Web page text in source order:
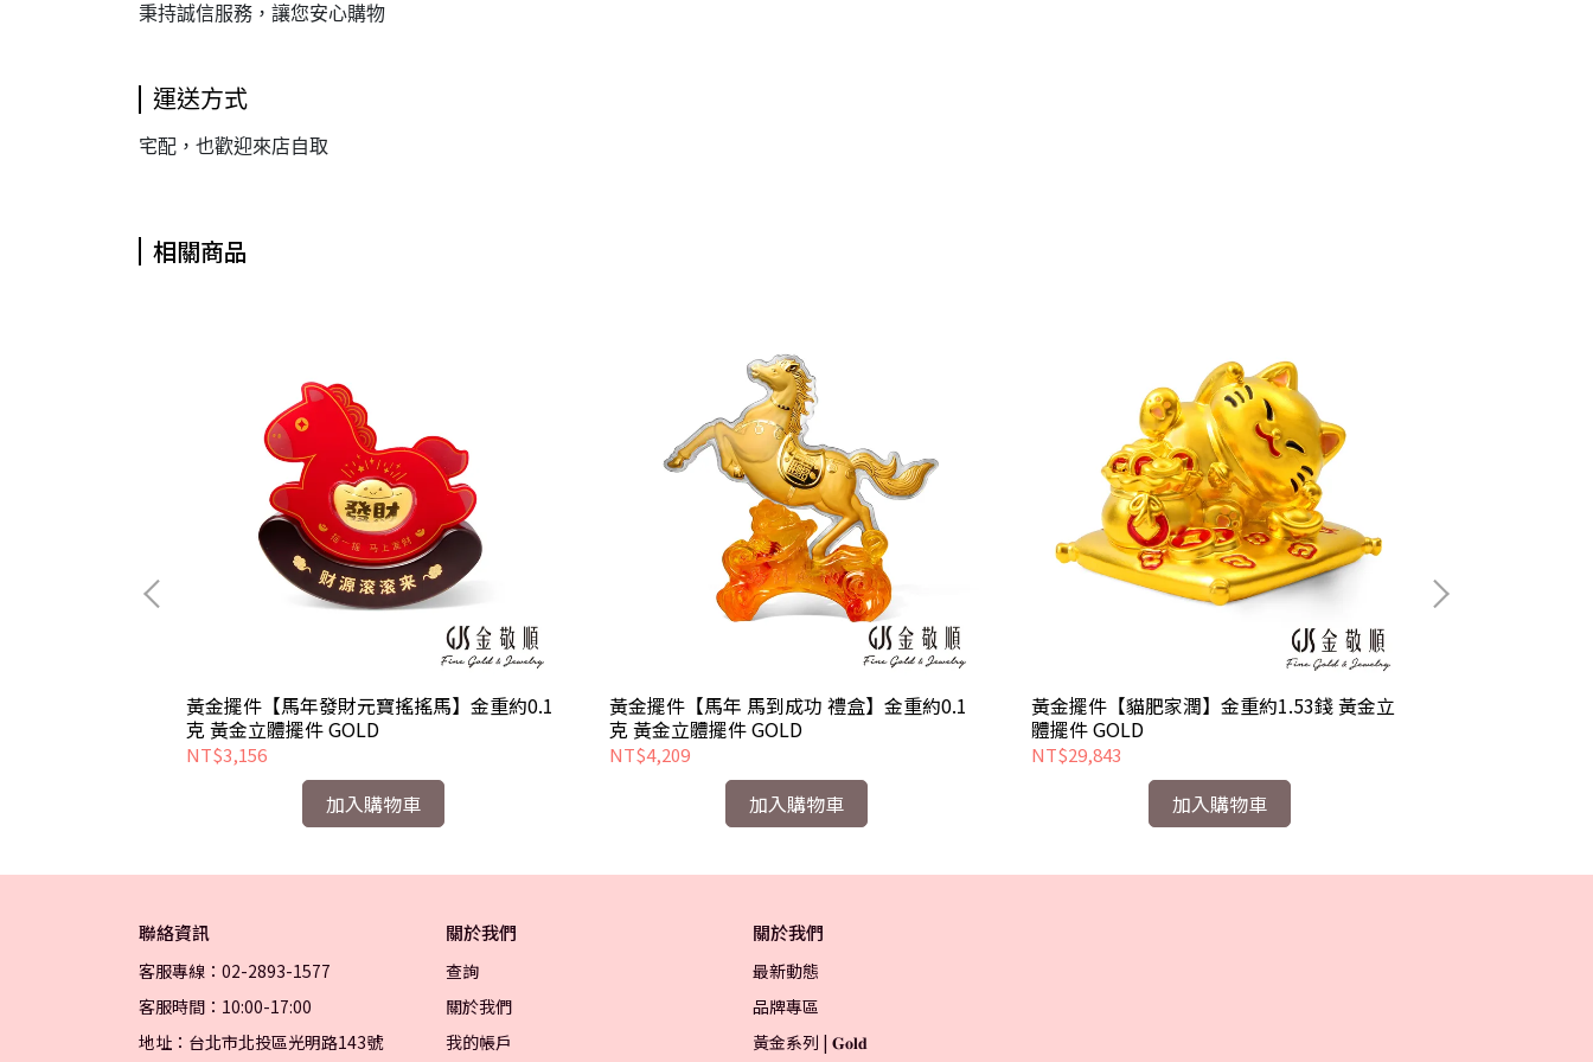
秉持誠信服務，讓您安心購物
運送方式
宅配，也歡迎來店自取
相關商品
黃金擺件【馬年發財元寶搖搖馬】金重約0.1
克 黃金立體擺件 GOLD
NT$3,156
加入購物車
黃金擺件【馬年 馬到成功 禮盒】金重約0.1
克 黃金立體擺件 GOLD
NT$4,209
加入購物車
黃金擺件【貓肥家潤】金重約1.53錢 黃金立
體擺件 GOLD
NT$29,843
加入購物車
聯絡資訊
客服專線：02-2893-1577
客服時間：10:00-17:00
地址：台北市北投區光明路143號
關於我們
查詢
關於我們
我的帳戶
關於我們
最新動態
品牌專區
黃金系列 | 𝐆𝐨𝐥𝐝